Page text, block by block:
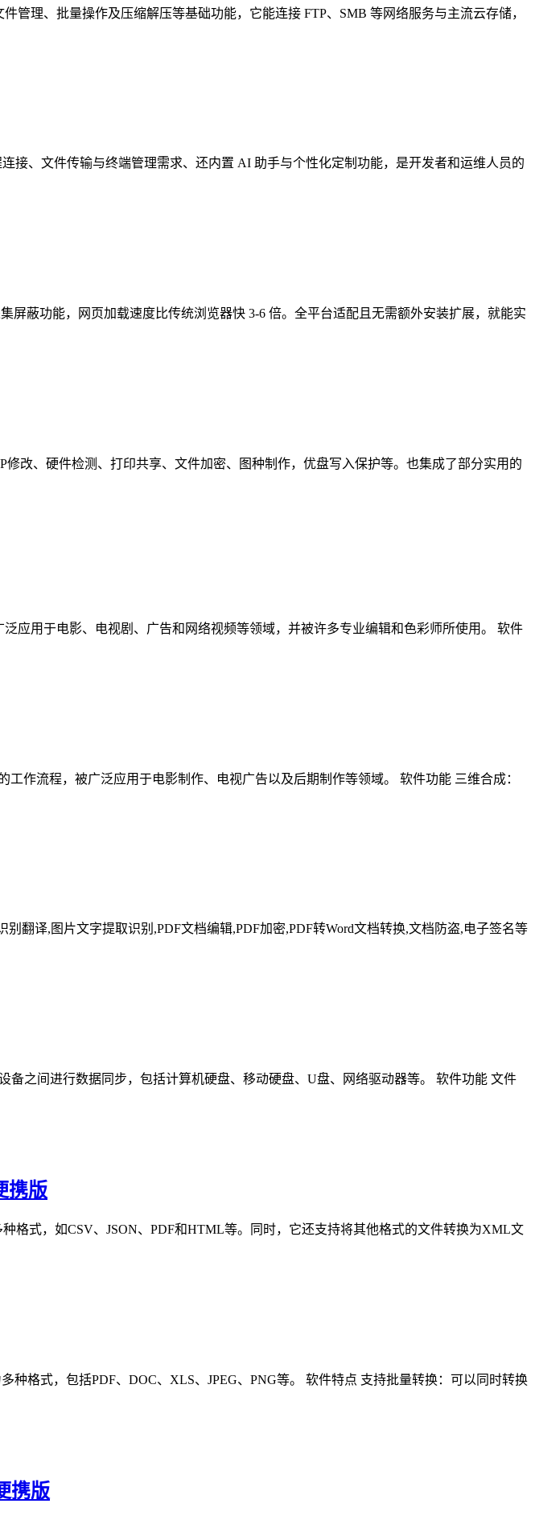
管理、批量操作及压缩解压等基础功能，它能连接 FTP、SMB 等网络服务与主流云存储，
接、文件传输与终端管理需求、还内置 AI 助手与个性化定制功能，是开发者和运维人员的
屏蔽功能，网页加载速度比传统浏览器快 3-6 倍。全平台适配且无需额外安装扩展，就能实
改、硬件检测、打印共享、文件加密、图种制作，优盘写入保护等。也集成了部分实用的
泛应用于电影、电视剧、广告和网络视频等领域，并被许多专业编辑和色彩师所使用。 软件
工作流程，被广泛应用于电影制作、电视广告以及后期制作等领域。 软件功能 三维合成：
翻译,图片文字提取识别,PDF文档编辑,PDF加密,PDF转Word文档转换,文档防盗,电子签名等
备之间进行数据同步，包括计算机硬盘、移动硬盘、U盘、网络驱动器等。 软件功能 文件
携版
格式，如CSV、JSON、PDF和HTML等。同时，它还支持将其他格式的文件转换为XML文
格式，包括PDF、DOC、XLS、JPEG、PNG等。 软件特点 支持批量转换：可以同时转换
携版